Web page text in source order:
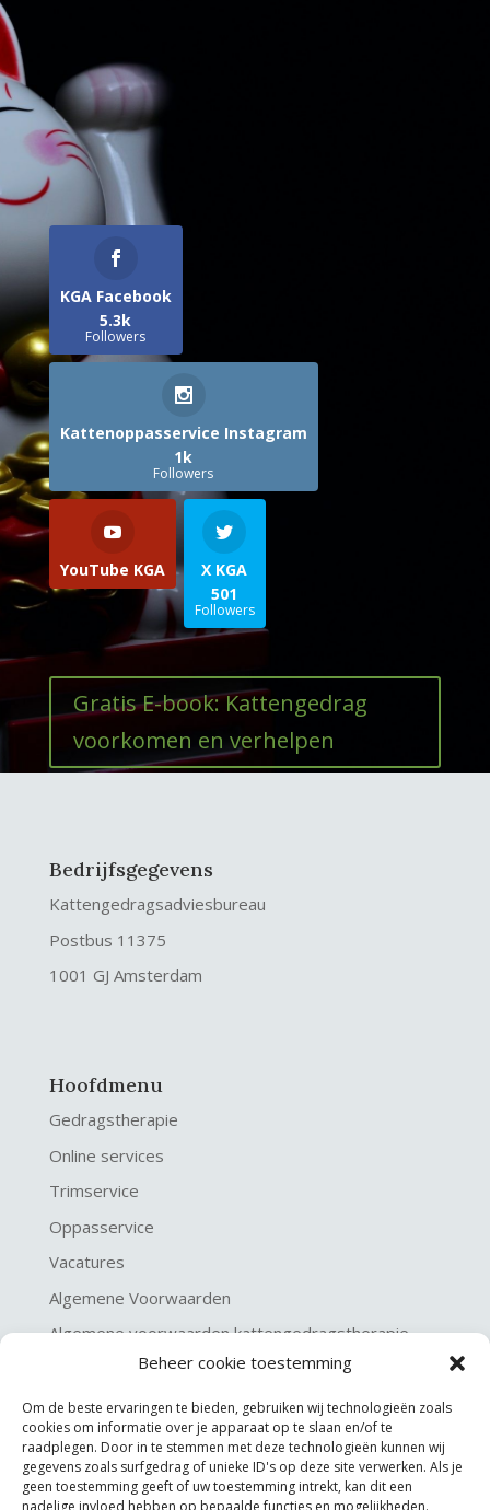
Beheer cookie toestemming
Om de beste ervaringen te bieden, gebruiken wij technologieën zoals
cookies om informatie over je apparaat op te slaan en/of te
raadplegen. Door in te stemmen met deze technologieën kunnen wij
gegevens zoals surfgedrag of unieke ID's op deze site verwerken. Als je
geen toestemming geeft of uw toestemming intrekt, kan dit een
nadelige invloed hebben op bepaalde functies en mogelijkheden.
KGA Facebook
5.3k
Followers
Kattenoppasservice Instagram
1k
Followers
YouTube KGA
X KGA
501
Followers
Gratis E-book: Kattengedrag
voorkomen en verhelpen
Bedrijfsgegevens
Kattengedragsadviesbureau
Postbus 11375
1001 GJ Amsterdam
Hoofdmenu
Gedragstherapie
Online services
Trimservice
Oppasservice
Vacatures
Algemene Voorwaarden
Algemene voorwaarden kattengedragstherapie
Privacy verklaring
Disclaimer & Copyright